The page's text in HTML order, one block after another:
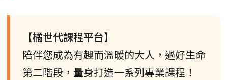
【橘世代課程平台】
陪伴您成為有趣而溫暖的大人，過好生命
第二階段，量身打造一系列專業課程！